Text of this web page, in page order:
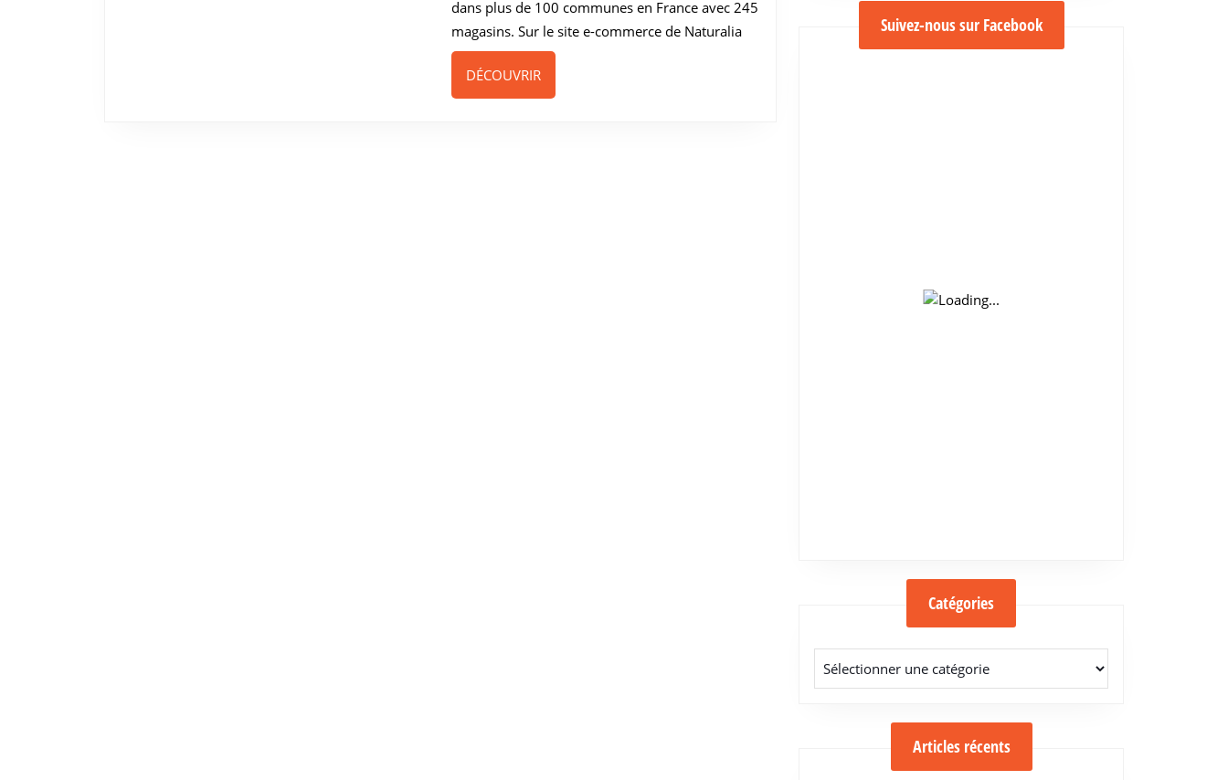
dans plus de 100 communes en France avec 245
magasins. Sur le site e-commerce de Naturalia
DÉCOUVRIRDÉCOUVRIR
Suivez-nous sur Facebook
Catégories
Articles récents